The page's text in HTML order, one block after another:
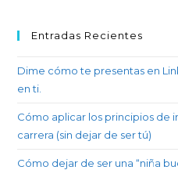
Entradas Recientes
Dime cómo te presentas en
en ti.
Cómo aplicar los principios de
carrera (sin dejar de ser tú)
Cómo dejar de ser una “niña